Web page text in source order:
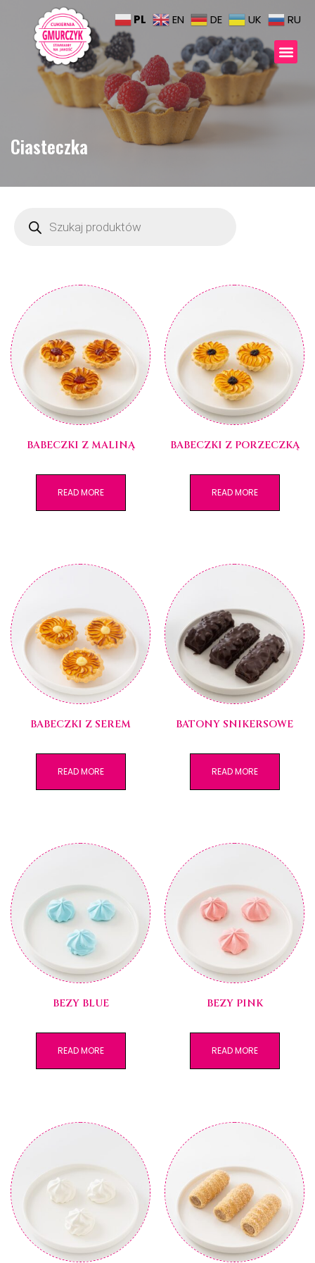
Ciasteczka
BABECZKI Z MALINĄ
READ MORE
BABECZKI Z PORZECZKĄ
READ MORE
BABECZKI Z SEREM
READ MORE
BATONY SNIKERSOWE
READ MORE
BEZY BLUE
READ MORE
BEZY PINK
READ MORE
PL EN DE UK RU